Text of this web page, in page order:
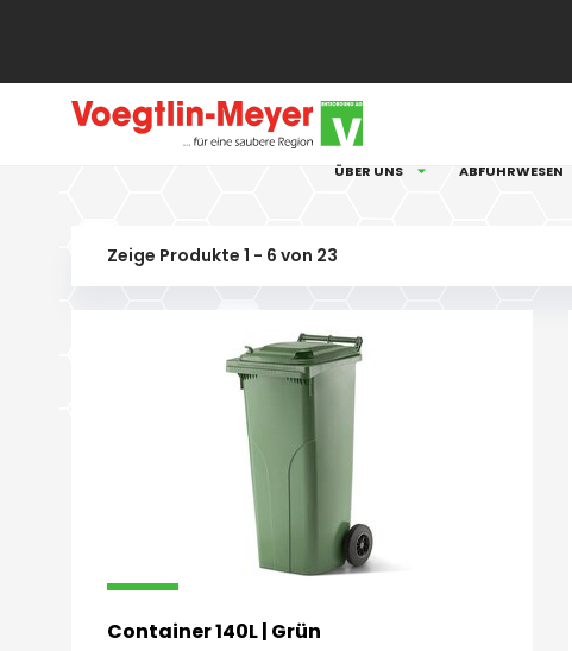
ÜBER UNS ABFUHRWESEN
Zeige Produkte 1 - 6 von 23
Container 140L | Grün